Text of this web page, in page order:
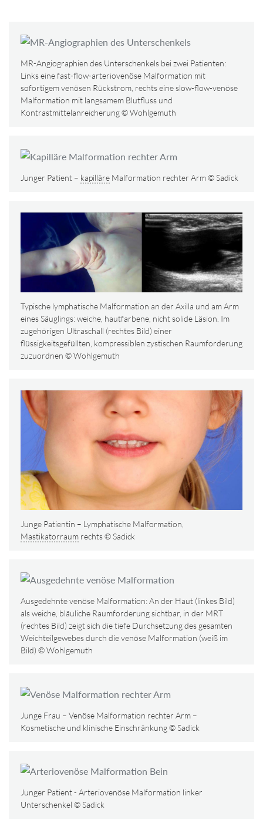
MR-Angiographien des Unterschenkels bei zwei Patienten:
Links eine fast-flow-arteriovenöse Malformation mit
sofortigem venösen Rückstrom, rechts eine slow-flow-venöse
Malformation mit langsamem Blutfluss und
Kontrastmittelanreicherung © Wohlgemuth
Junger Patient – kapilläre Malformation rechter Arm © Sadick
Typische lymphatische Malformation an der Axilla und am Arm
eines Säuglings: weiche, hautfarbene, nicht solide Läsion. Im
zugehörigen Ultraschall (rechtes Bild) einer
flüssigkeitsgefüllten, kompressiblen zystischen Raumforderung
zuzuordnen © Wohlgemuth
Junge Patientin – Lymphatische Malformation,
Mastikatorraum rechts © Sadick
Ausgedehnte venöse Malformation: An der Haut (linkes Bild)
als weiche, bläuliche Raumforderung sichtbar, in der MRT
(rechtes Bild) zeigt sich die tiefe Durchsetzung des gesamten
Weichteilgewebes durch die venöse Malformation (weiß im
Bild) © Wohlgemuth
Junge Frau – Venöse Malformation rechter Arm –
Kosmetische und klinische Einschränkung © Sadick
Junger Patient - Arteriovenöse Malformation linker
Unterschenkel © Sadick